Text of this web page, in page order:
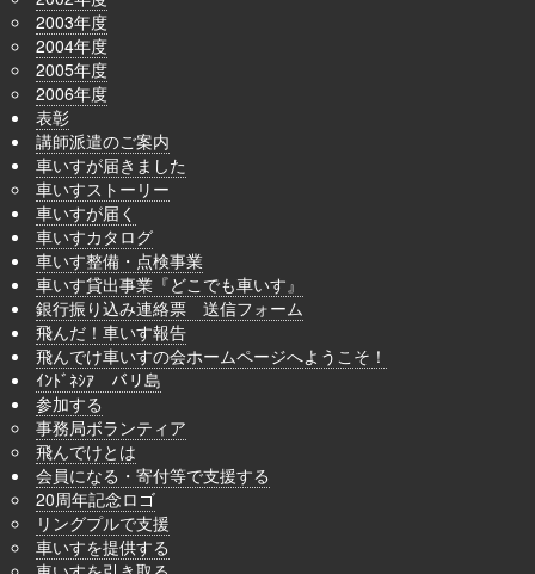
2003年度
2004年度
2005年度
2006年度
表彰
講師派遣のご案内
車いすが届きました
車いすストーリー
車いすが届く
車いすカタログ
車いす整備・点検事業
車いす貸出事業『どこでも車いす』
銀行振り込み連絡票 送信フォーム
飛んだ！車いす報告
飛んでけ車いすの会ホームページへようこそ！
ｲﾝﾄﾞﾈｼｱ バリ島
参加する
事務局ボランティア
飛んでけとは
会員になる・寄付等で支援する
20周年記念ロゴ
リングプルで支援
車いすを提供する